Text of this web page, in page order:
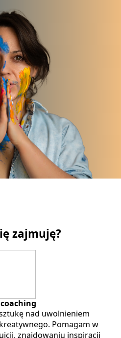
zajmuję?
nad uwolnieniem
Pomagam w
znajdowaniu inspiracji